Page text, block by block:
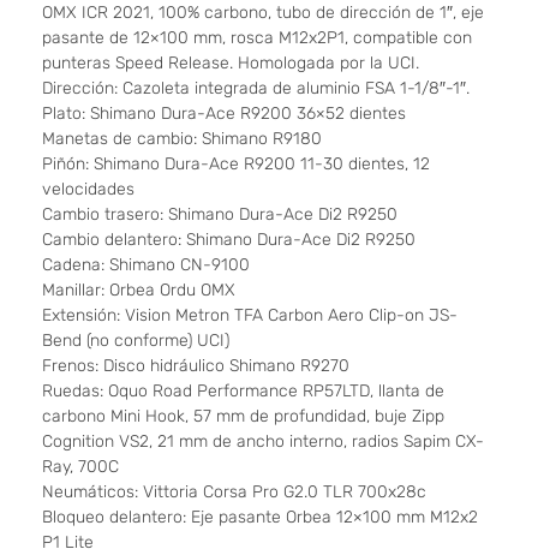
OMX ICR 2021, 100% carbono, tubo de dirección de 1″, eje
pasante de 12×100 mm, rosca M12x2P1, compatible con
punteras Speed ​​Release. Homologada por la UCI.
Dirección: Cazoleta integrada de aluminio FSA 1-1/8″-1″.
Plato: Shimano Dura-Ace R9200 36×52 dientes
Manetas de cambio: Shimano R9180
Piñón: Shimano Dura-Ace R9200 11-30 dientes, 12
velocidades
Cambio trasero: Shimano Dura-Ace Di2 R9250
Cambio delantero: Shimano Dura-Ace Di2 R9250
Cadena: Shimano CN-9100
Manillar: Orbea Ordu OMX
Extensión: Vision Metron TFA Carbon Aero Clip-on JS-
Bend (no conforme) UCI)
Frenos: Disco hidráulico Shimano R9270
Ruedas: Oquo Road Performance RP57LTD, llanta de
carbono Mini Hook, 57 mm de profundidad, buje Zipp
Cognition VS2, 21 mm de ancho interno, radios Sapim CX-
Ray, 700C
Neumáticos: Vittoria Corsa Pro G2.0 TLR 700x28c
Bloqueo delantero: Eje pasante Orbea 12×100 mm M12x2
P1 Lite